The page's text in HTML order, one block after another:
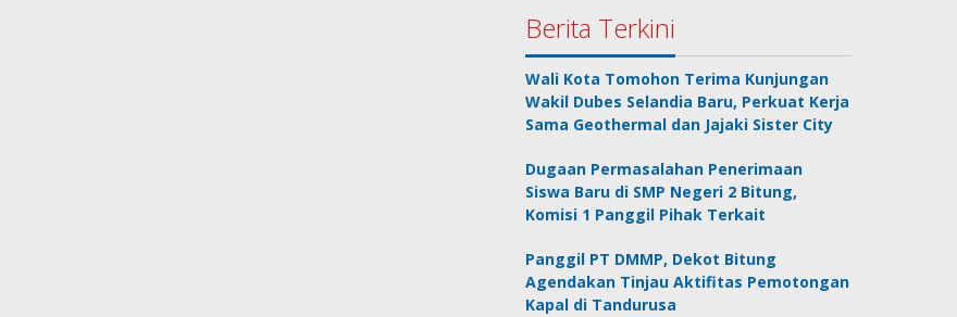
Berita Terkini
Wali Kota Tomohon Terima Kunjungan
Wakil Dubes Selandia Baru, Perkuat Kerja
Sama Geothermal dan Jajaki Sister City
Dugaan Permasalahan Penerimaan
Siswa Baru di SMP Negeri 2 Bitung,
Komisi 1 Panggil Pihak Terkait
Panggil PT DMMP, Dekot Bitung
Agendakan Tinjau Aktifitas Pemotongan
Kapal di Tandurusa